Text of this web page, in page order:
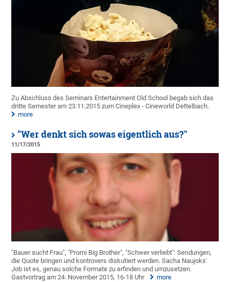
Zu Abschluss des Seminars Entertainment Old School begab sich das
dritte Semester am 23.11.2015 zum Cineplex - Cineworld Dettelbach.
more
"Wer denkt sich sowas eigentlich aus?"
11/17/2015
"Bauer sucht Frau", "Promi Big Brother", "Schwer verliebt": Sendungen,
die Quote bringen und kontrovers diskutiert werden. Sacha Naujoks'
Job ist es, genau solche Formate zu erfinden und umzusetzen.
Gastvortrag am 24. November 2015, 16-18 Uhr
more